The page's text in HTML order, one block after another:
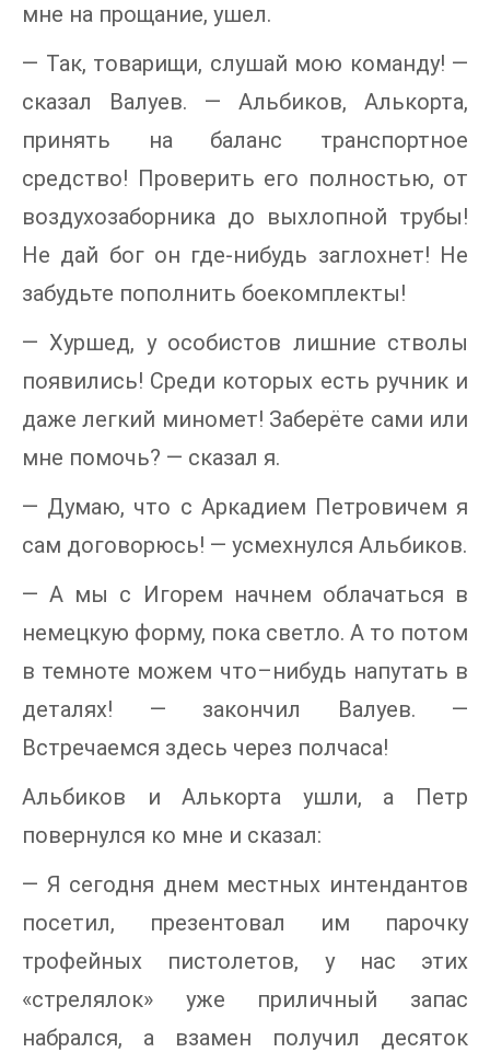
мне на прощание, ушел.
— Так, товарищи, слушай мою команду! —
сказал Валуев. — Альбиков, Алькорта,
принять на баланс транспортное
средство! Проверить его полностью, от
воздухозаборника до выхлопной трубы!
Не дай бог он где-нибудь заглохнет! Не
забудьте пополнить боекомплекты!
— Хуршед, у особистов лишние стволы
появились! Среди которых есть ручник и
даже легкий миномет! Заберёте сами или
мне помочь? — сказал я.
— Думаю, что с Аркадием Петровичем я
сам договорюсь! — усмехнулся Альбиков.
— А мы с Игорем начнем облачаться в
немецкую форму, пока светло. А то потом
в темноте можем что–нибудь напутать в
деталях! — закончил Валуев. —
Встречаемся здесь через полчаса!
Альбиков и Алькорта ушли, а Петр
повернулся ко мне и сказал:
— Я сегодня днем местных интендантов
посетил, презентовал им парочку
трофейных пистолетов, у нас этих
«стрелялок» уже приличный запас
набрался, а взамен получил десяток